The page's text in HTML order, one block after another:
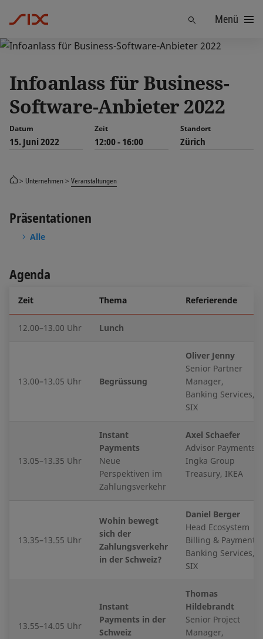
FindenMenü
Infoanlass für Business-
Software-Anbieter 2022
Datum
15. Juni 2022
Zeit
12:00 - 16:00
Standort
Zürich
Unternehmen Veranstaltungen
Präsentationen
Alle
Agenda
Zeit Thema Referierende
12.00–13.00 Uhr Lunch
13.00–13.05 Uhr Begrüssung
Oliver Jenny
Senior Partner
Manager,
Banking Services,
SIX
13.05–13.35 Uhr
Instant
Payments
Neue
Perspektiven im
Zahlungsverkehr
Axel Schaefer
Advisor Payments,
Ingka Group
Treasury, IKEA
13.35–13.55 Uhr
Wohin bewegt
sich der
Zahlungsverkehr
in der Schweiz?
Daniel Berger
Head Ecosystem
Billing & Payments,
Banking Services,
SIX
13.55–14.05 Uhr
Instant
Payments in der
Schweiz
Thomas
Hildebrandt
Senior Project
Manager,